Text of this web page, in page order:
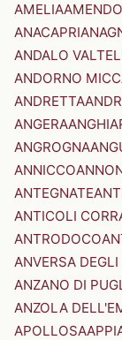
AMELIA
ANACAPRI
ANDALO
ANDORNO
ANDRETTA
ANGERA
ANGROGNA
ANNICCO
ANTEGNATE
ANTICOLI
ANTRODOCO
ANVERSA
ANZANO DI
ANZOLA
APOLLOSA